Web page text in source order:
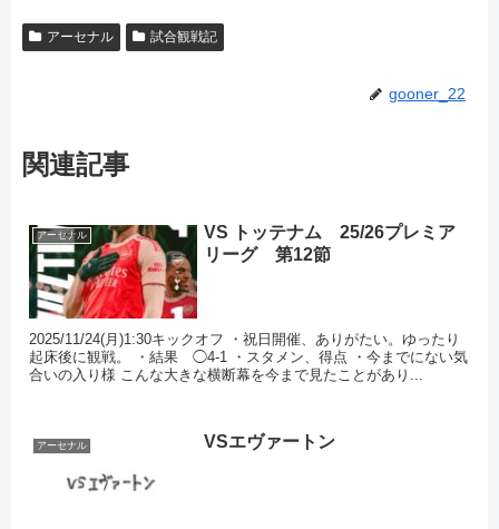
アーセナル 試合観戦記
gooner_22
関連記事
アーセナル
VS トッテナム 25/26プレミア
リーグ 第12節
2025/11/24(月)1:30キックオフ ・祝日開催、ありがたい。ゆったり
起床後に観戦。 ・結果 ◯4-1 ・スタメン、得点 ・今までにない気
合いの入り様 こんな大きな横断幕を今まで見たことがあり...
アーセナル VSエヴァートン